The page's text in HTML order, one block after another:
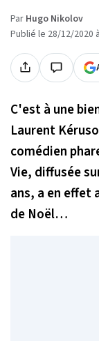
Par Hugo Nikolov
Publié le 28/12/2020
C'est à une
Laurent
comédien
Vie, diffusée
ans, a en effet
de Noël…